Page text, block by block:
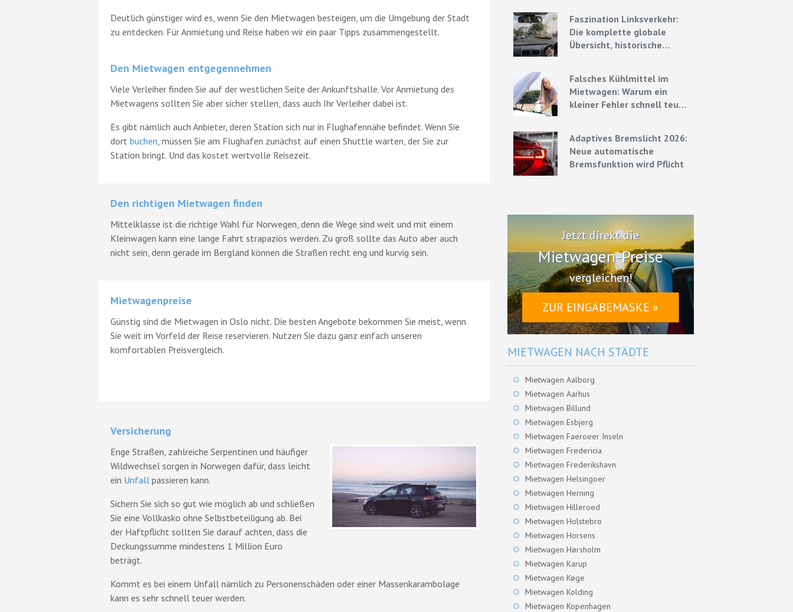
Deutlich günstiger wird es, wenn Sie den Mietwagen besteigen, um die Umgebung der Stadt
zu entdecken. Für Anmietung und Reise haben wir ein paar Tipps zusammengestellt.
Den Mietwagen entgegennehmen
Viele Verleiher finden Sie auf der westlichen Seite der Ankunftshalle. Vor Anmietung des
Mietwagens sollten Sie aber sicher stellen, dass auch Ihr Verleiher dabei ist.
Es gibt nämlich auch Anbieter, deren Station sich nur in Flughafennähe befindet. Wenn Sie
dort buchen, müssen Sie am Flughafen zunächst auf einen Shuttle warten, der Sie zur
Station bringt. Und das kostet wertvolle Reisezeit.
Den richtigen Mietwagen finden
Mittelklasse ist die richtige Wahl für Norwegen, denn die Wege sind weit und mit einem
Kleinwagen kann eine lange Fahrt strapaziös werden. Zu groß sollte das Auto aber auch
nicht sein, denn gerade im Bergland können die Straßen recht eng und kurvig sein.
Mietwagenpreise
Günstig sind die Mietwagen in Oslo nicht. Die besten Angebote bekommen Sie meist, wenn
Sie weit im Vorfeld der Reise reservieren. Nutzen Sie dazu ganz einfach unseren
komfortablen Preisvergleich.
Versicherung
Enge Straßen, zahlreiche Serpentinen und häufiger
Wildwechsel sorgen in Norwegen dafür, dass leicht
ein Unfall passieren kann.
Sichern Sie sich so gut wie möglich ab und schließen
Sie eine Vollkasko ohne Selbstbeteiligung ab. Bei
der Haftpflicht sollten Sie darauf achten, dass die
Deckungssumme mindestens 1 Million Euro
beträgt.
Kommt es bei einem Unfall nämlich zu Personenschäden oder einer Massenkarambolage
kann es sehr schnell teuer werden.
Faszination Linksverkehr:
Die komplette globale
Übersicht, historische
Falsches Kühlmittel im
Mietwagen: Warum ein
kleiner Fehler schnell teuer
Adaptives Bremslicht 2026:
Neue automatische
Bremsfunktion wird Pflicht
Jetzt direkt die
Mietwagen-Preise
vergleichen!
ZUR EINGABEMASKE »
MIETWAGEN NACH STÄDTE
Mietwagen Aalborg
Mietwagen Aarhus
Mietwagen Billund
Mietwagen Esbjerg
Mietwagen Faeroeer Inseln
Mietwagen Fredericia
Mietwagen Frederikshavn
Mietwagen Helsingoer
Mietwagen Herning
Mietwagen Hilleroed
Mietwagen Holstebro
Mietwagen Horsens
Mietwagen Hørsholm
Mietwagen Karup
Mietwagen Køge
Mietwagen Kolding
Mietwagen Kopenhagen